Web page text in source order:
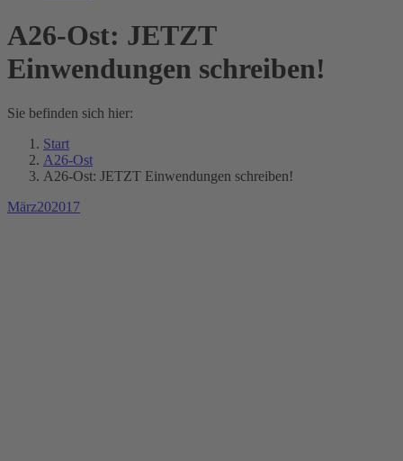
A26-Ost: JETZT
Einwendungen schreiben!
Sie befinden sich hier:
Start
A26-Ost
A26-Ost: JETZT Einwendungen schreiben!
März202017